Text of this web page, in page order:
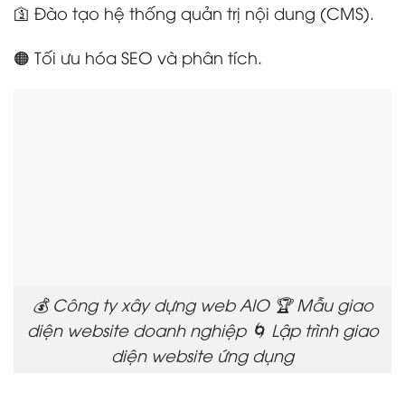
🛐 Đào tạo hệ thống quản trị nội dung (CMS).
🟠 Tối ưu hóa SEO và phân tích.
💰 Công ty xây dựng web AIO 🏆 Mẫu giao
diện website doanh nghiệp 🌀 Lập trình giao
diện website ứng dụng